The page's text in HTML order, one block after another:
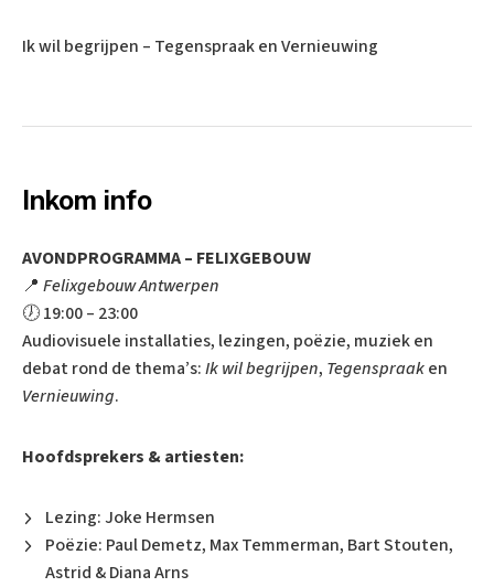
Ik wil begrijpen – Tegenspraak en Vernieuwing
Inkom info
AVONDPROGRAMMA – FELIXGEBOUW
📍 Felixgebouw Antwerpen
🕖 19:00 – 23:00
Audiovisuele installaties, lezingen, poëzie, muziek en
debat rond de thema’s:Ik wil begrijpen, Tegenspraaken
Vernieuwing.
Hoofdsprekers & artiesten:
Lezing: Joke Hermsen
Poëzie: Paul Demetz, Max Temmerman, Bart Stouten,
Astrid & Diana Arns